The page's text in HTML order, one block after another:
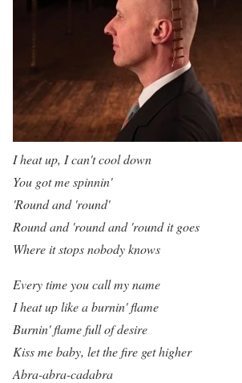
I heat up, I can't cool down
You got me spinnin'
'Round and 'round'
Round and 'round and 'round it goes
Where it stops nobody knows
Every time you call my name
I heat up like a burnin' flame
Burnin' flame full of desire
Kiss me baby, let the fire get higher
Abra-abra-cadabra